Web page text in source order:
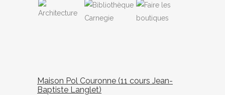
Maison Pol Couronne (11 cours Jean-
Baptiste Langlet)